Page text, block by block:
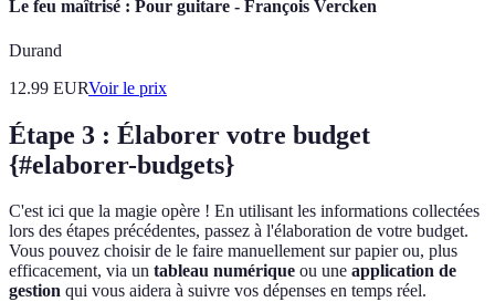
Le feu maîtrisé : Pour guitare - François Vercken
Durand
12.99 EURVoir le prix
Étape 3 : Élaborer votre budget
{#elaborer-budgets}
C'est ici que la magie opère ! En utilisant les informations collectées
lors des étapes précédentes, passez à l'élaboration de votre budget.
Vous pouvez choisir de le faire manuellement sur papier ou, plus
efficacement, via un tableau numérique ou une application de
gestion qui vous aidera à suivre vos dépenses en temps réel.